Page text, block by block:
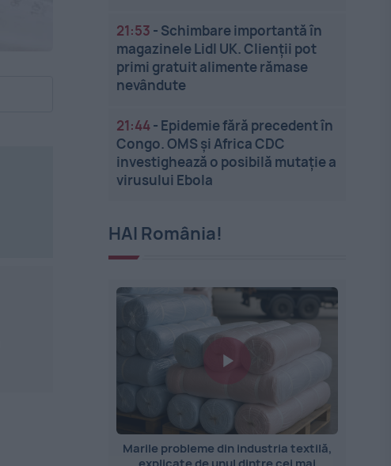
21:53 - Schimbare importantă în
magazinele Lidl UK. Clienții pot
primi gratuit alimente rămase
nevândute
21:44- Epidemie fără precedent în
Congo. OMS și Africa CDC
investighează o posibilă mutație a
virusului Ebola
HAI România!
Marile probleme din industria textilă,